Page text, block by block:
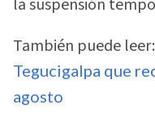
la suspensión
También puede leer:
Tegucigalpa que
agosto